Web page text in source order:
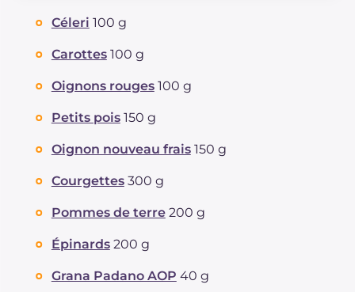
Dont sucres
Protéine
dont acides gras saturés
Fibre
Sodium
Céleri 100 g
Carottes 100 g
Oignons rouges 100 g
Petits pois 150 g
Oignon nouveau frais 150 g
Courgettes 300 g
Pommes de terre 200 g
Épinards 200 g
Grana Padano AOP 40 g